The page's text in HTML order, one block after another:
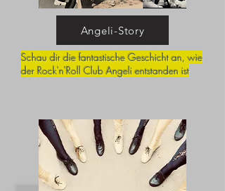
Angeli-Story
Schau dir die fantastische Geschicht an, wie
der Rock'n'Roll Club Angeli entstanden ist